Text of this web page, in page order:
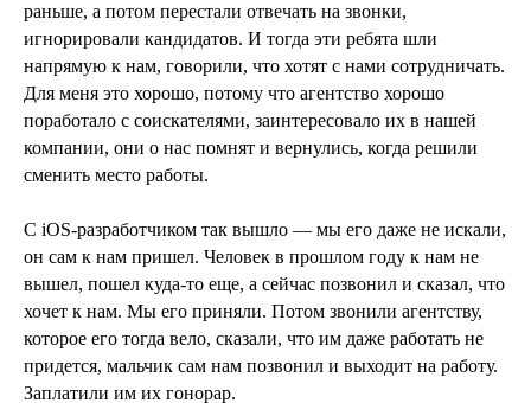
раньше, а потом перестали отвечать на звонки,
игнорировали кандидатов. И тогда эти ребята шли
напрямую к нам, говорили, что хотят с нами сотрудничать.
Для меня это хорошо, потому что агентство хорошо
поработало с соискателями, заинтересовало их в нашей
компании, они о нас помнят и вернулись, когда решили
сменить место работы.
С iOS-разработчиком так вышло — мы его даже не искали,
он сам к нам пришел. Человек в прошлом году к нам не
вышел, пошел куда-то еще, а сейчас позвонил и сказал, что
хочет к нам. Мы его приняли. Потом звонили агентству,
которое его тогда вело, сказали, что им даже работать не
придется, мальчик сам нам позвонил и выходит на работу.
Заплатили им их гонорар.